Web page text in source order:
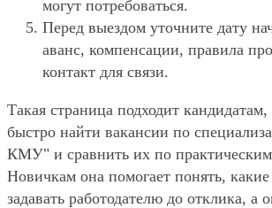
могут потребоваться.
Перед выездом уточните дату
аванс, компенсации, правила
контакт для связи.
Такая страница подходит кандидатам,
быстро найти вакансии по
КМУ" и сравнить их по
Новичкам она помогает понять,
задавать работодателю до отклика, а